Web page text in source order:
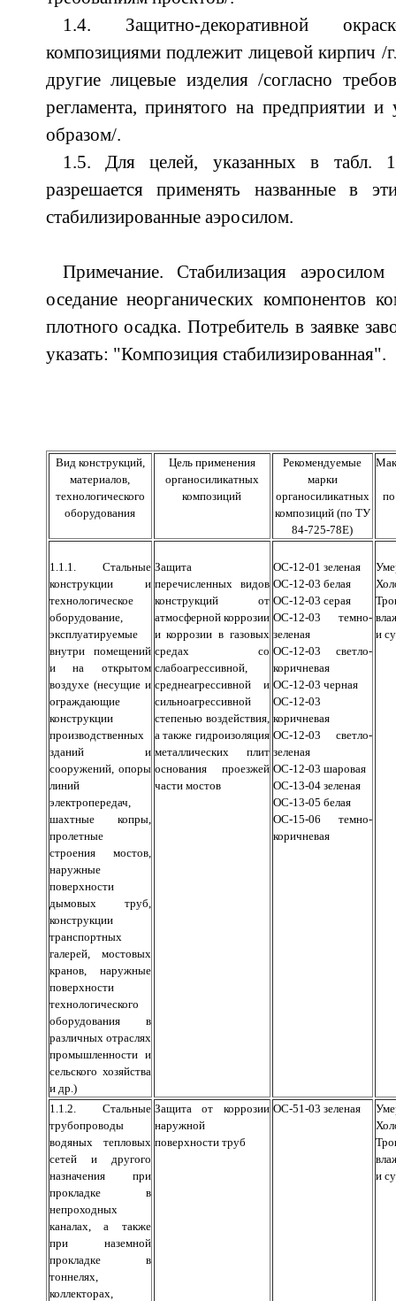
1.4. Защитно-декоративной
композициями подлежит лицевой кирпич /
другие лицевые изделия /согласно
регламента, принятого на предприятии
образом/.
1.5. Для целей, указанных в табл.
разрешается применять названные в
стабилизированные аэросилом.
Примечание. Стабилизация аэросилом
оседание неорганических компонентов
плотного осадка. Потребитель в заявке
указать: "Композиция стабилизированная".
Вид конструкций,
материалов,
технологического
оборудования
Цель применения
органосиликатных
композиций
Рекомендуемые
марки
органосиликатных
композиций (по ТУ
84-725-78Е)
1.1.1. Стальные
конструкции и
технологическое
оборудование,
эксплуатируемые
внутри помещений
и на открытом
воздухе (несущие и
ограждающие
конструкции
производственных
зданий и
сооружений, опоры
линий
электропередач,
шахтные копры,
пролетные
строения мостов,
наружные
поверхности
дымовых труб,
конструкции
транспортных
галерей, мостовых
кранов, наружные
поверхности
технологического
оборудования в
различных отраслях
промышленности и
сельского хозяйства
и др.)
Защита
перечисленных видов
конструкций от
атмосферной коррозии
и коррозии в газовых
средах со
слабоагрессивной,
среднеагрессивной и
сильноагрессивной
степенью воздействия,
а также гидроизоляция
металлических плит
основания проезжей
части мостов
ОС-12-01 зеленая
ОС-12-03 белая
ОС-12-03 серая
ОС-12-03 темно-
зеленая
ОС-12-03 светло-
коричневая
ОС-12-03 черная
ОС-12-03
коричневая
ОС-12-03 светло-
зеленая
ОС-12-03 шаровая
ОС-13-04 зеленая
ОС-13-05 белая
ОС-15-06 темно-
коричневая
и
1.1.2. Стальные
трубопроводы
водяных тепловых
сетей и другого
назначения при
прокладке в
непроходных
каналах, а также
при наземной
прокладке в
тоннелях,
коллекторах,
Защита от коррозии
наружной
поверхности труб
ОС-51-03 зеленая
и